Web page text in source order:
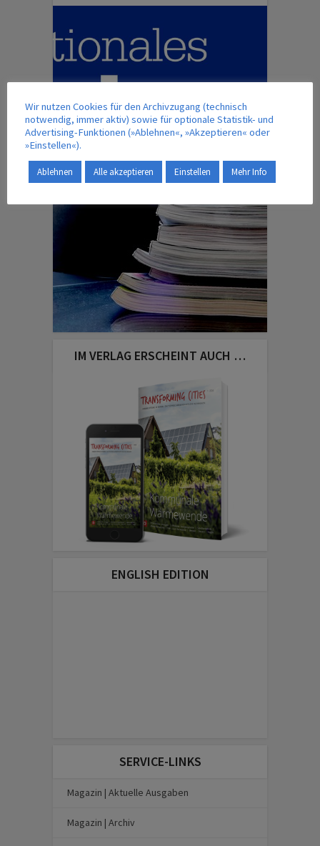
ÜBERSICHT – MAGAZINBEITRÄGE
IM VERLAG ERSCHEINT AUCH …
ENGLISH EDITION
SERVICE-LINKS
Magazin | Aktuelle Ausgaben
Magazin | Archiv
Wir nutzen Cookies für den Archivzugang (technisch
notwendig, immer aktiv) sowie für optionale Statistik- und
Advertising-Funktionen (»Ablehnen«, »Akzeptieren« oder
»Einstellen«).
Ablehnen Alle akzeptieren Einstellen Mehr Info